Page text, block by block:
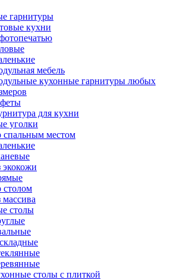
гарнитуры
кухни
мебель
кухонные гарнитуры любых
для кухни
уголки
спальным местом
экокожи
столом
массива
столы
столы с плиткой